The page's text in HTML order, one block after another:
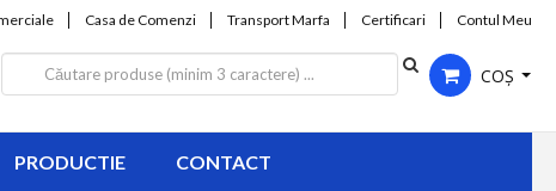
Casa de Comenzi Transport Marfa Certificari Contul Meu
COȘ
PRODUCTIE CONTACT